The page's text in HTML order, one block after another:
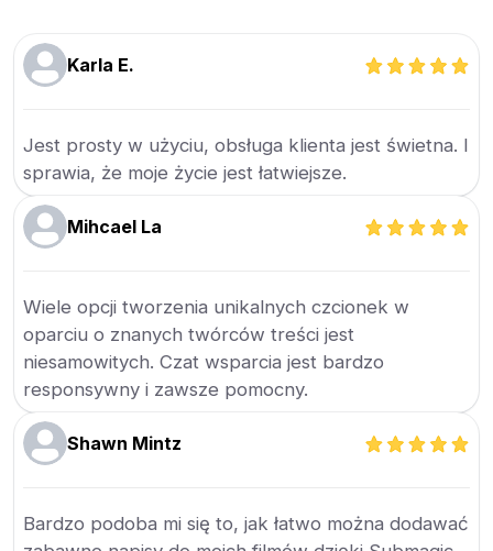
Karla E.
Jest prosty w użyciu, obsługa klienta jest świetna. I
sprawia, że moje życie jest łatwiejsze.
Mihcael La
Wiele opcji tworzenia unikalnych czcionek w
oparciu o znanych twórców treści jest
niesamowitych. Czat wsparcia jest bardzo
responsywny i zawsze pomocny.
Shawn Mintz
Bardzo podoba mi się to, jak łatwo można dodawać